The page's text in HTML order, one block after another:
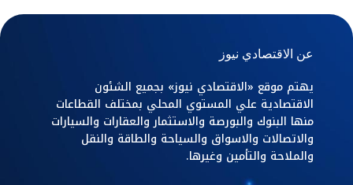
عن الاقتصادي نيوز
يهتم موقع «الاقتصادي نيوز» بجميع الشئون
الاقتصادية علي المستوي المحلي بمختلف القطاعات
منها البنوك والبورصة والاستثمار والعقارات والسيارات
والاتصالات والاسواق والسياحة والطاقة والنقل
والملاحة والتأمين وغيرها.